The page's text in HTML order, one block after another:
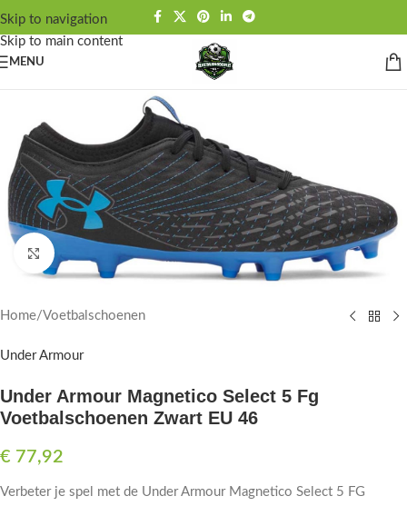
Skip to navigation
Skip to main content
MENU
Click to enlarge
Home/Voetbalschoenen
Under Armour
Under Armour Magnetico Select 5 Fg
Voetbalschoenen Zwart EU 46
€ 77,92
Verbeter je spel met de Under Armour Magnetico Select 5 FG